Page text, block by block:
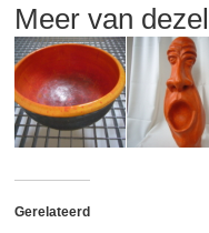
Meer van
Gerelateerd